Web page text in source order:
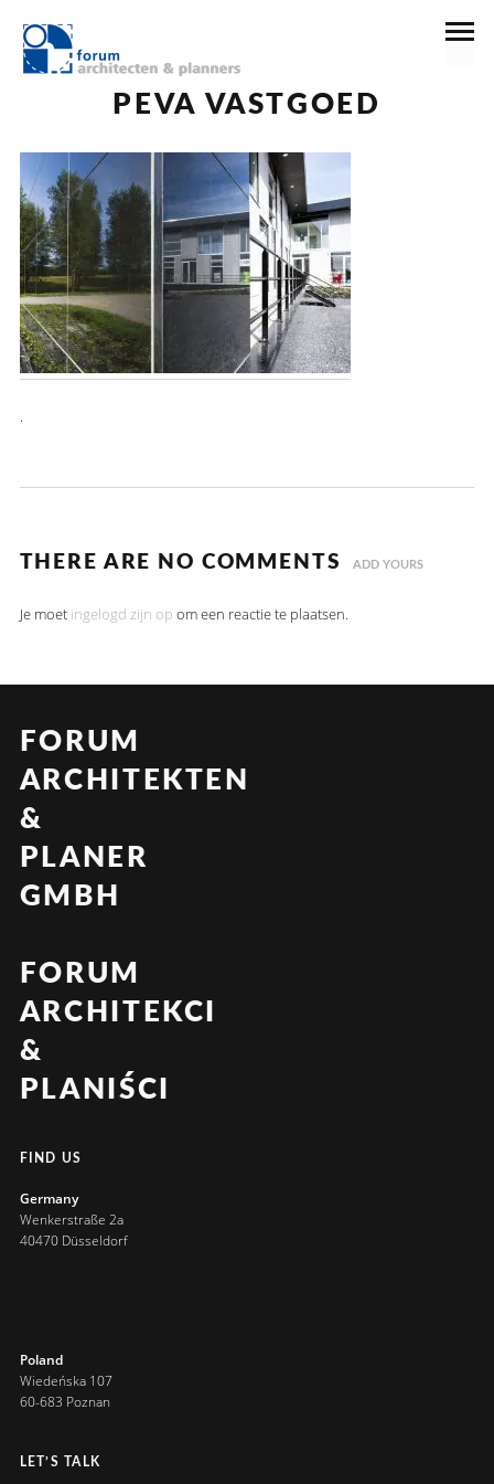
PEVA VASTGOED
.
THERE ARE NO COMMENTS ADD YOURS
Je moet ingelogd zijn op om een reactie te plaatsen.
FORUM
ARCHITEKTEN
&
PLANER
GMBH
FORUM
ARCHITEKCI
&
PLANIŚCI
FIND US
Germany
Wenkerstraße 2a
40470 Düsseldorf
Poland
Wiedeńska 107
60-683 Poznan
LET’S TALK